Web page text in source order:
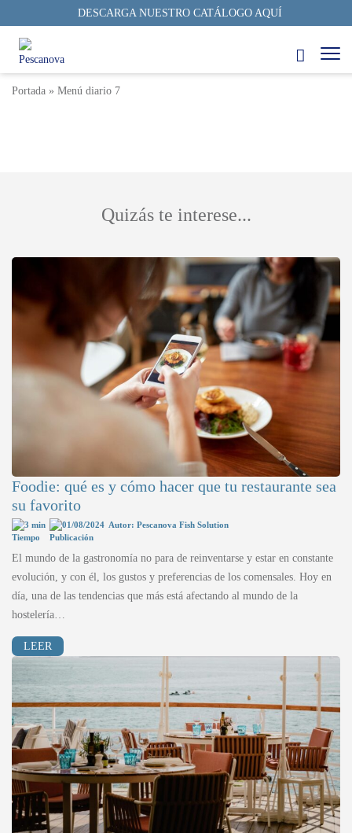
DESCARGA NUESTRO CATÁLOGO AQUÍ
Menú Diario 7
3 min 22/06/2023 Autor: Pescanova Fish Solutions
Portada » Menú diario 7
Quizás te interese...
Foodie: qué es y cómo hacer que tu restaurante sea
su favorito
3 min 01/08/2024 Autor: Pescanova Fish Solution
El mundo de la gastronomía no para de reinventarse y estar en constante
evolución, y con él, los gustos y preferencias de los comensales. Hoy en
día, una de las tendencias que más está afectando al mundo de la
hostelería…
LEER